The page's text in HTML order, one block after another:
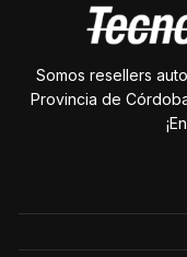
Somos resellers
Provincia de